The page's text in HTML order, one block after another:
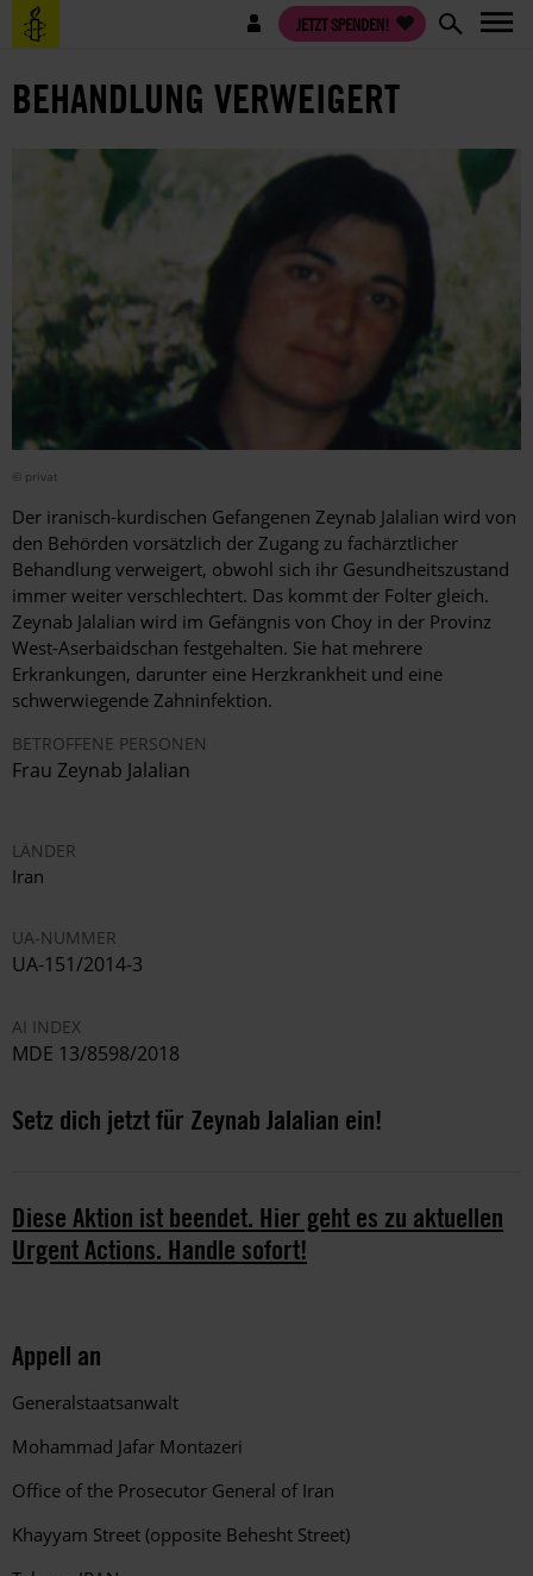
Direkt
zum
Benutzermenü JETZT SPENDEN!
BEHANDLUNG VERWEIGERT
© privat
Der iranisch-kurdischen Gefangenen Zeynab Jalalian wird von
den Behörden vorsätzlich der Zugang zu fachärztlicher
Behandlung verweigert, obwohl sich ihr Gesundheitszustand
immer weiter verschlechtert. Das kommt der Folter gleich.
Zeynab Jalalian wird im Gefängnis von Choy in der Provinz
West-Aserbaidschan festgehalten. Sie hat mehrere
Erkrankungen, darunter eine Herzkrankheit und eine
schwerwiegende Zahninfektion.
BETROFFENE PERSONEN
Frau Zeynab Jalalian
LÄNDER
Iran
UA-NUMMER
UA-151/2014-3
AI INDEX
MDE 13/8598/2018
Setz dich jetzt für Zeynab Jalalian ein!
Diese Aktion ist beendet. Hier geht es zu aktuellen
Urgent Actions. Handle sofort!
Appell an
Generalstaatsanwalt
Mohammad Jafar Montazeri
Office of the Prosecutor General of Iran
Khayyam Street (opposite Behesht Street)